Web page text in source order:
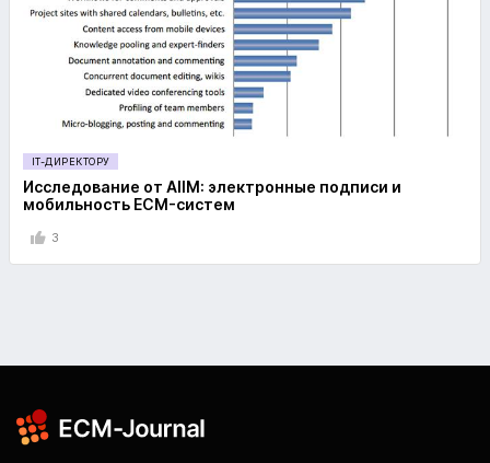
IT-ДИРЕКТОРУ
Исследование от AIIM: электронные подписи и
мобильность ECM-систем
3